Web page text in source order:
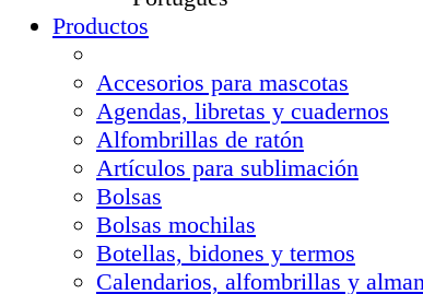
Productos
Accesorios para mascotas
Agendas, libretas y cuadernos
Alfombrillas de ratón
Artículos para sublimación
Bolsas
Bolsas mochilas
Botellas, bidones y termos
Calendarios, alfombrillas y